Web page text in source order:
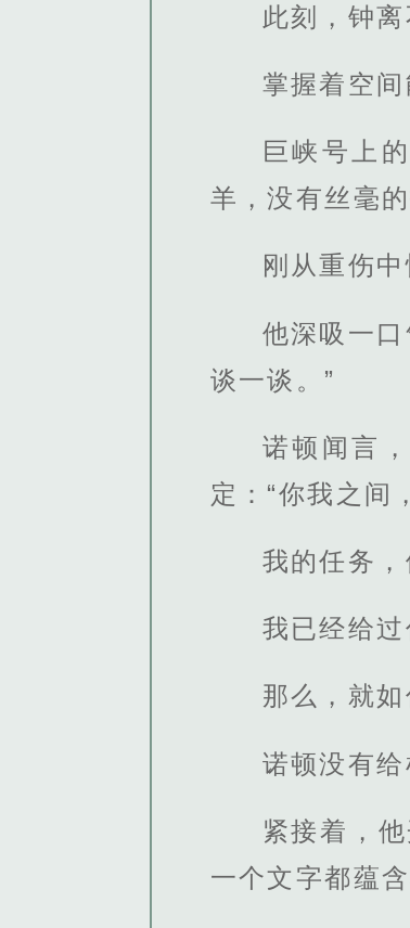
此刻，钟
掌握着空
巨峡号上
羊，没有丝毫
刚从重伤
他深吸一
谈一谈。”
诺顿闻言
定：“你我之间
我的任务，
我已经给
那么，就
诺顿没有
紧接着，
一个文字都蕴